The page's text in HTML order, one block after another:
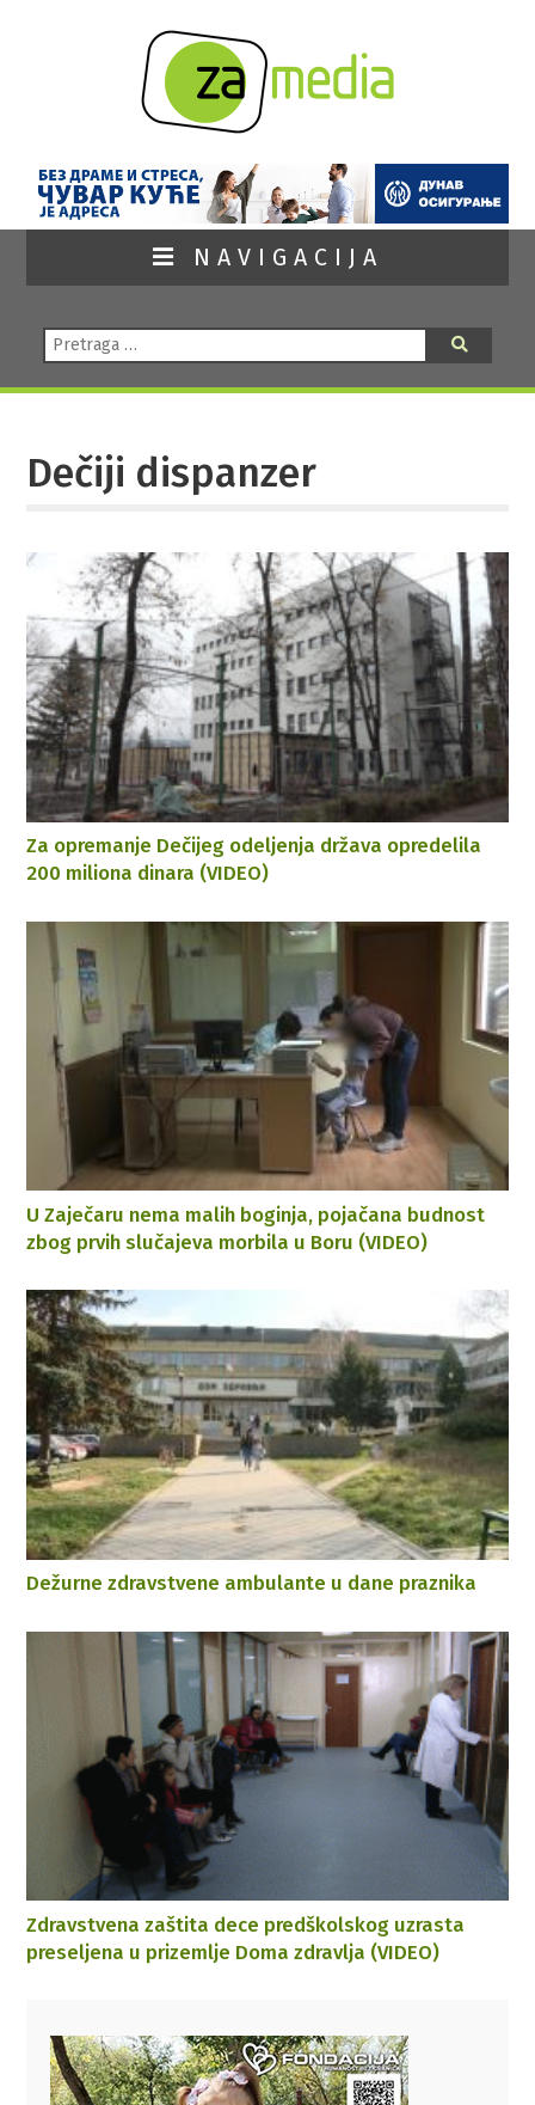
NAVIGACIJA
Pretraga:
Dečiji dispanzer
Za opremanje Dečijeg odeljenja država opredelila
200 miliona dinara (VIDEO)
U Zaječaru nema malih boginja, pojačana budnost
zbog prvih slučajeva morbila u Boru (VIDEO)
Dežurne zdravstvene ambulante u dane praznika
Zdravstvena zaštita dece predškolskog uzrasta
preseljena u prizemlje Doma zdravlja (VIDEO)